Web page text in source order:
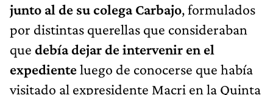
junto al de su colega Carbajo, formulados
por distintas querellas que consideraban
que debía dejar de intervenir en el
expedienteluego de conocerse que había
visitado al expresidente Macri en la Quinta